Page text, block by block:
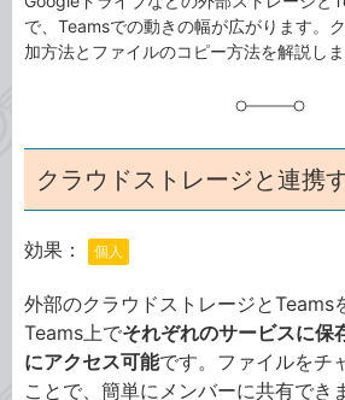
で、Teamsでの動きの幅が広がります。
加方法とファイルのコピー方法を解説しま
クラウドストレージと連携
効果： 個人
外部のクラウドストレージとTeams
Teams上でそれぞれのサービスに保
にアクセス可能です。ファイルをチ
ことで、簡単にメンバーに共有でき